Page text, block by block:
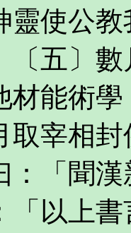
靈使公
〔五〕
材能術
取宰相
：「聞
「以上